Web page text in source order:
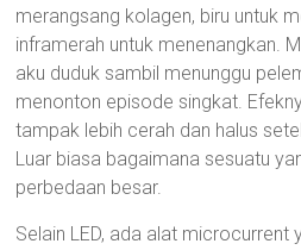
merangsang kolagen, biru untuk
inframerah untuk menenangkan.
aku duduk sambil menunggu
menonton episode singkat.
tampak lebih cerah dan halus
Luar biasa bagaimana sesuatu
perbedaan besar.
Selain LED, ada alat microcurrent